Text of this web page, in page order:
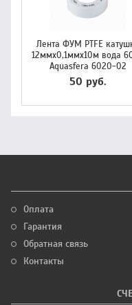
Лента ФУМ PTFE
12ммх0,1ммх10м вода
Aquasfera 6020-02
50 руб.
Оплата
Гарантия
Обратная связь
Контакты